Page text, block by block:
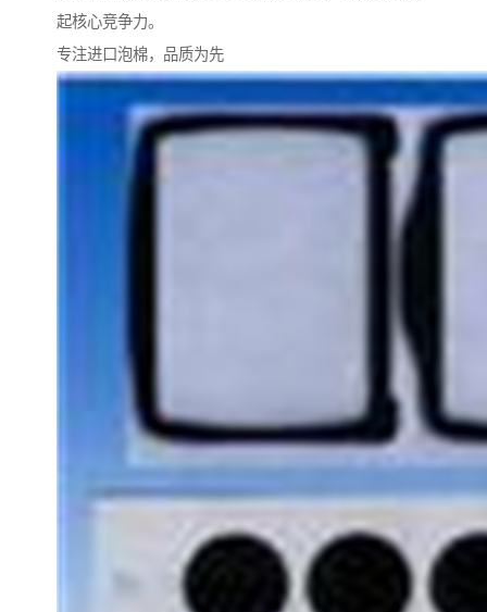
起核心竞争力。
专注进口泡棉，品质为先